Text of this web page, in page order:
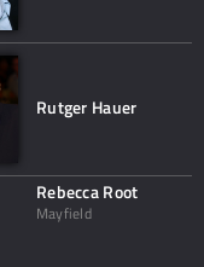
Rutger Hauer
Rebecca Root
Mayfield